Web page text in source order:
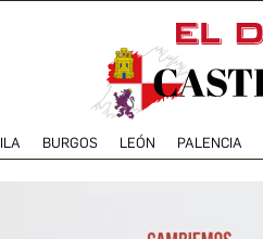
BURGOS LEÓN PALENCIA